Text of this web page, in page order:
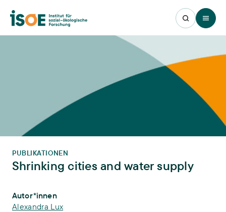
Open
PUBLIKATIONEN
Shrinking cities and water supply
Publikations-Infos
Autor*innen
Alexandra Lux